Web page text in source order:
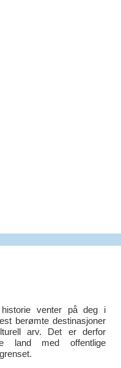
historie venter på deg i
berømte destinasjoner
arv. Det er derfor
land med offentlige